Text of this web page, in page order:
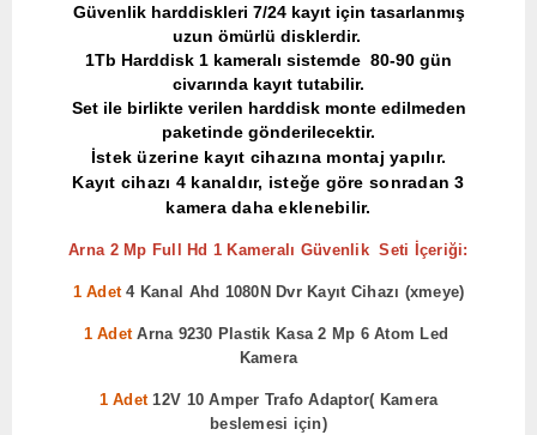
Güvenlik harddiskleri 7/24 kayıt için tasarlanmış
uzun ömürlü disklerdir.
1Tb Harddisk 1 kameralı sistemde 80-90 gün
civarında kayıt tutabilir.
Set ile birlikte verilen harddisk monte edilmeden
paketinde gönderilecektir.
İstek üzerine kayıt cihazına montaj yapılır.
Kayıt cihazı 4 kanaldır, isteğe göre sonradan 3
kamera daha eklenebilir.
Arna 2 Mp Full Hd 1 Kameralı Güvenlik Seti İçeriği:
1 Adet4 Kanal Ahd 1080N Dvr Kayıt Cihazı (xmeye)
1 AdetArna 9230 Plastik Kasa 2 Mp 6 Atom Led
Kamera
1 Adet12V 10 Amper Trafo Adaptor( Kamera
beslemesi için)